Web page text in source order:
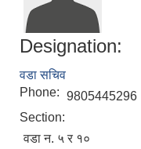
Designation:
वडा सचिव
Phone: 9805445296
Section:
वडा न. ५ र १०